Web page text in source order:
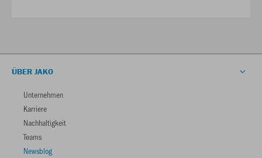
ÜBER JAKO
Unternehmen
Karriere
Nachhaltigkeit
Teams
Newsblog